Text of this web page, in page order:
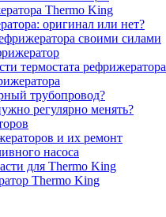
Thermo King
оригинал или нет?
своими силами
термостата рефрижератора
трубопровод?
регулярно менять?
и их ремонт
насоса
для Thermo King
Thermo King